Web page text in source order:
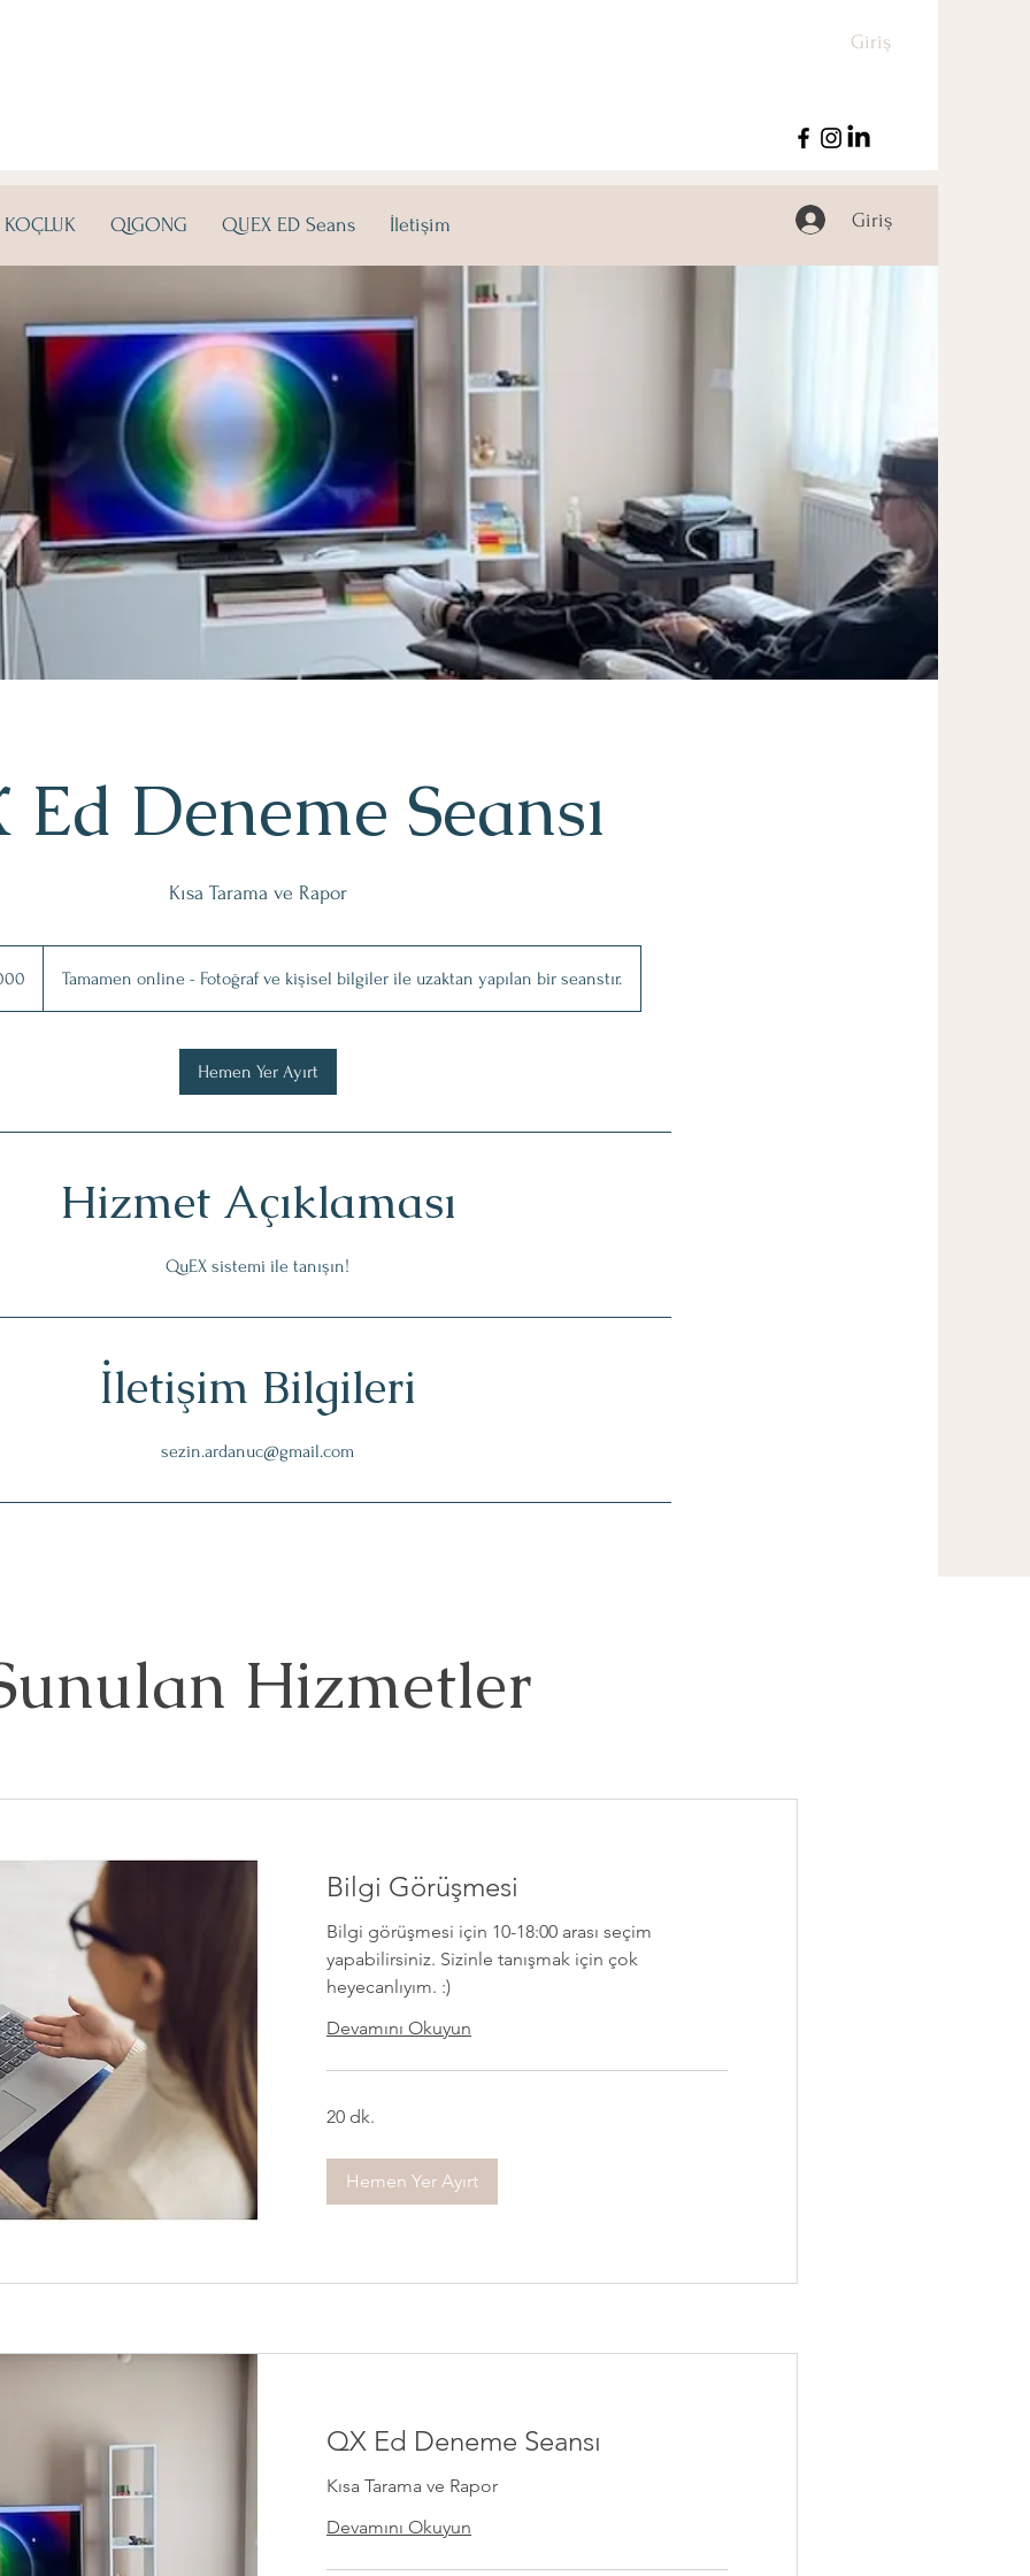
Giriş
KOÇLUK QIGONG QUEX ED Seans İletişim Giriş
Ed Deneme Seansı
Kısa Tarama ve Rapor
Tamamen online - Fotoğraf ve kişisel bilgiler ile uzaktan yapılan bir seanstır.
Hemen Yer Ayırt
Hizmet Açıklaması
QuEX sistemi ile tanışın!
İletişim Bilgileri
sezin.ardanuc@gmail.com
Hizmetler
Bilgi Görüşmesi
Bilgi görüşmesi için 10-18:00 arası seçim
yapabilirsiniz. Sizinle tanışmak için çok
heyecanlıyım. :)
Devamını Okuyun
20 dk.
Hemen Yer Ayırt
QX Ed Deneme Seansı
Kısa Tarama ve Rapor
Devamını Okuyun